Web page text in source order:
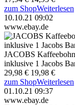
zum ShopWeiterlesen
10.10.21 09:02
www.ebay.de
JACOBS
inklusive 1 Jacobs
29,98 € 19,98 €
zum ShopWeiterlesen
01.10.21 09:37
www.ebay.de